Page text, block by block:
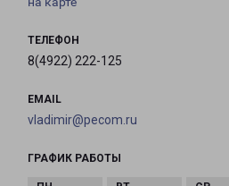
ТЕЛЕФОН
8(4922) 222-125
EMAIL
vladimir@pecom.ru
ГРАФИК РАБОТЫ